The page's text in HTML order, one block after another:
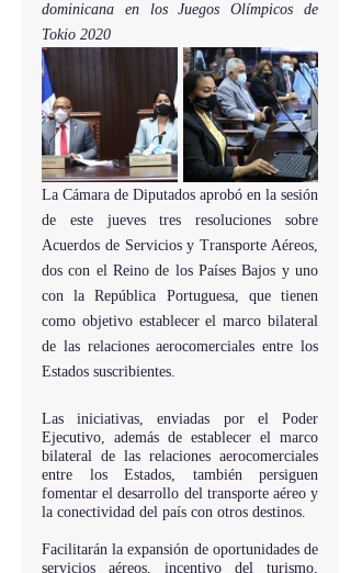
dominicana en los Juegos Olímpicos de
Tokio 2020
La Cámara de Diputados aprobó en la sesión
de este jueves tres resoluciones sobre
Acuerdos de Servicios y Transporte Aéreos,
dos con el Reino de los Países Bajos y uno
con la República Portuguesa, que tienen
como objetivo establecer el marco bilateral
de las relaciones aerocomerciales entre los
Estados suscribientes.
Las iniciativas, enviadas por el Poder
Ejecutivo, además de establecer el marco
bilateral de las relaciones aerocomerciales
entre los Estados, también persiguen
fomentar el desarrollo del transporte aéreo y
la conectividad del país con otros destinos.
Facilitarán la expansión de oportunidades de
servicios aéreos, incentivo del turismo,